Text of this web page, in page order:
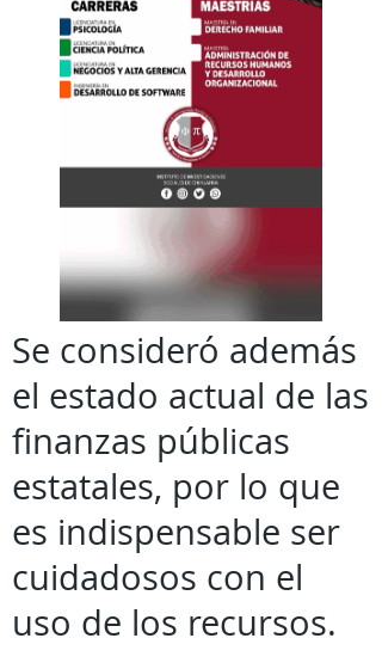
Se consideró además
el estado actual de las
finanzas públicas
estatales, por lo que
es indispensable ser
cuidadosos con el
uso de los recursos.